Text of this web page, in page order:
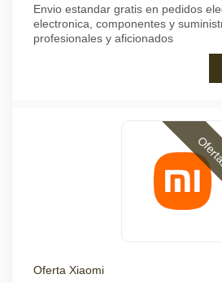
Envio estandar gratis en pedidos
electronica, componentes y
profesionales y aficionados
Oferta Xiaomi